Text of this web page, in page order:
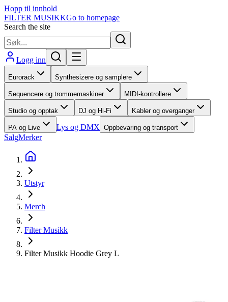
Hopp til innhold
FILTER MUSIKKGo to homepage
Search the site
Logg inn
Eurorack Synthesizere og samplere
Sequencere og trommemaskiner MIDI-kontrollere
Studio og opptak DJ og Hi-Fi Kabler og overganger
PA og Live Lys og DMX Oppbevaring og transport
SalgMerker
Utstyr
Merch
Filter Musikk
Filter Musikk Hoodie Grey L